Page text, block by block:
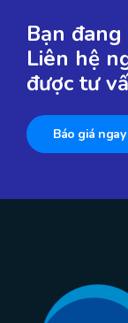
Bạn
Liên hệ
được tư
Báo giá ngay